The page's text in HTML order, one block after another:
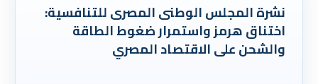
نشرة المجلس الوطنى المصرى للتنافسية:
اختناق هرمز واستمرار ضغوط الطاقة
والشحن على الاقتصاد المصري